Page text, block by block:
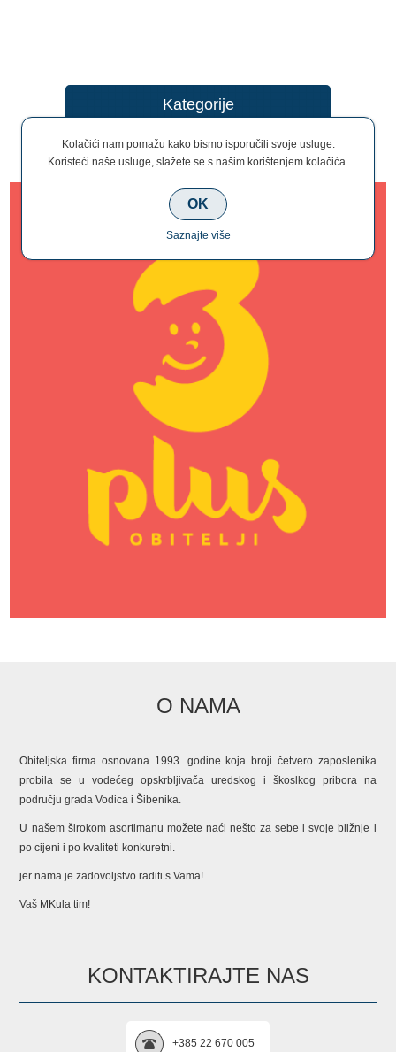
Kategorije
Brend
O NAMA
Obiteljska firma osnovana 1993. godine koja broji četvero zaposlenika
probila se u vodećeg opskrbljivača uredskog i škoslkog pribora na
području grada Vodica i Šibenika.
U našem širokom asortimanu možete naći nešto za sebe i svoje bližnje i
po cijeni i po kvaliteti konkuretni.
jer nama je zadovoljstvo raditi s Vama!
Vaš MKula tim!
KONTAKTIRAJTE NAS
+385 22 670 005
Kolačići nam pomažu kako bismo isporučili svoje usluge.
Koristeći naše usluge, slažete se s našim korištenjem kolačića.
OK
Saznajte više